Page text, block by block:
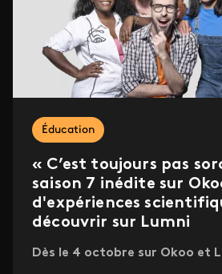
Éducation
« C’est toujours pas
saison 7 inédite sur
d'expériences
découvrir sur Lumni
Dès le 4 octobre sur Okoo et